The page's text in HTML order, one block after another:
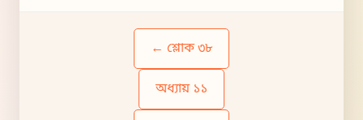
← শ্লোক ৩৮
অধ্যায় ১১